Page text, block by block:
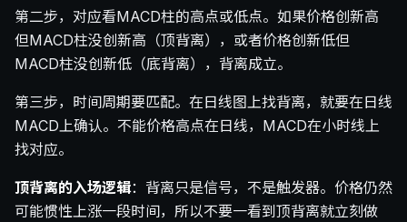
第二步，对应看MACD柱的高点或低点。如果价格创新高
但MACD柱没创新高（顶背离），或者价格创新低但
MACD柱没创新低（底背离），背离成立。
第三步，时间周期要匹配。在日线图上找背离，就要在日线
MACD上确认。不能价格高点在日线，MACD在小时线上
找对应。
顶背离的入场逻辑：背离只是信号，不是触发器。价格仍然
可能惯性上涨一段时间，所以不要一看到顶背离就立刻做